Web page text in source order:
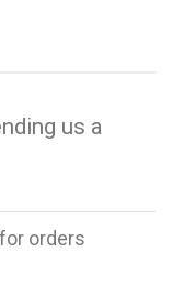
us a
orders